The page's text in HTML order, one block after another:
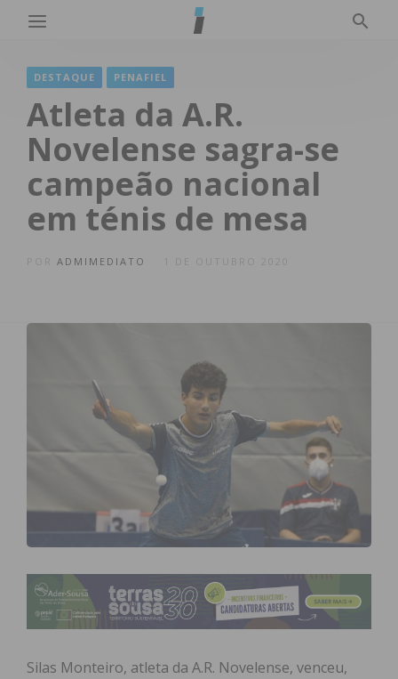
DESTAQUE PENAFIEL
Atleta da A.R.
Novelense sagra-se
campeão nacional
em ténis de mesa
ADMIMEDIATO 1 DE OUTUBRO 2020
Silas Monteiro, atleta da A.R. Novelense, venceu,